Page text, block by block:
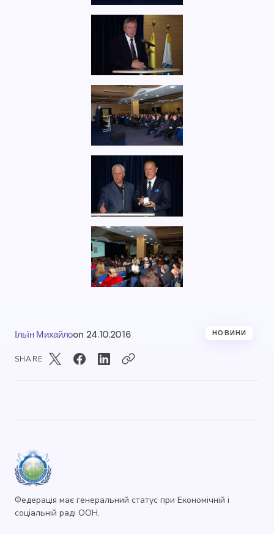
Ільїн Михайлоon 24.10.2016 НОВИНИ
SHARE
Федерація має генеральний статус при Економічній і
соціальній раді ООН.